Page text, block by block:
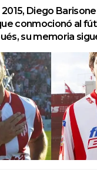
Diego
conmocionó al
su memoria